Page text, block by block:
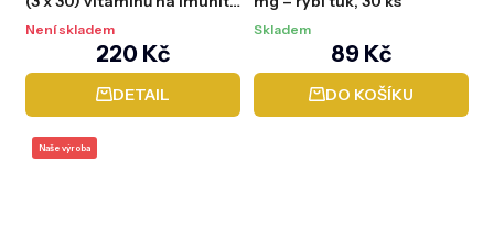
Není skladem
220 Kč
DETAIL
Skladem
89 Kč
DO KOŠÍKU
Naše výroba